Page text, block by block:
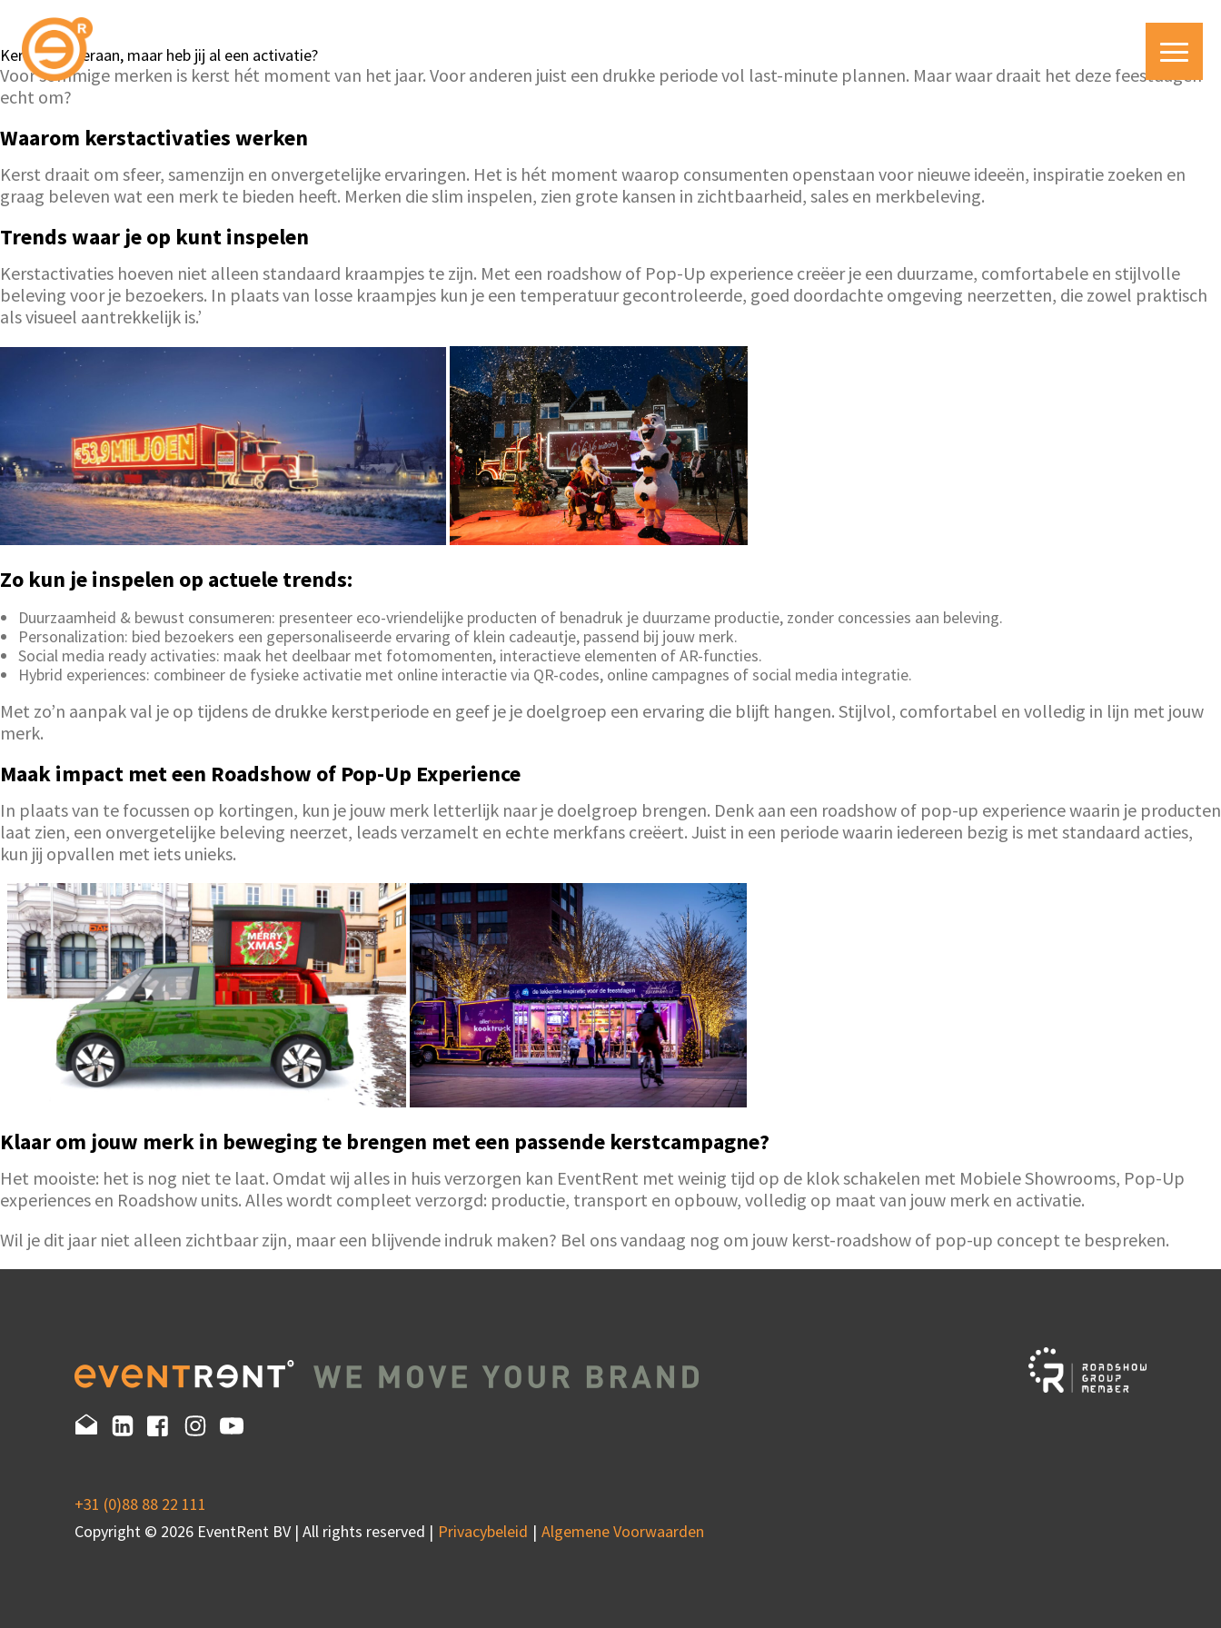
Kerst komt eraan, maar heb jij al een activatie?
Voor sommige merken is kerst hét moment van het jaar. Voor anderen juist een drukke periode vol last-minute plannen. Maar waar draait het deze feestdagen
echt om?
Waarom kerstactivaties werken
Kerst draait om sfeer, samenzijn en onvergetelijke ervaringen. Het is hét moment waarop consumenten openstaan voor nieuwe ideeën, inspiratie zoeken en
graag beleven wat een merk te bieden heeft. Merken die slim inspelen, zien grote kansen in zichtbaarheid, sales en merkbeleving.
Trends waar je op kunt inspelen
Kerstactivaties hoeven niet alleen standaard kraampjes te zijn. Met een roadshow of Pop-Up experience creëer je een duurzame, comfortabele en stijlvolle
beleving voor je bezoekers. In plaats van losse kraampjes kun je een temperatuur gecontroleerde, goed doordachte omgeving neerzetten, die zowel praktisch
als visueel aantrekkelijk is.’
Zo kun je inspelen op actuele trends:
Duurzaamheid & bewust consumeren: presenteer eco-vriendelijke producten of benadruk je duurzame productie, zonder concessies aan beleving.
Personalization: bied bezoekers een gepersonaliseerde ervaring of klein cadeautje, passend bij jouw merk.
Social media ready activaties: maak het deelbaar met fotomomenten, interactieve elementen of AR-functies.
Hybrid experiences: combineer de fysieke activatie met online interactie via QR-codes, online campagnes of social media integratie.
Met zo’n aanpak val je op tijdens de drukke kerstperiode en geef je je doelgroep een ervaring die blijft hangen. Stijlvol, comfortabel en volledig in lijn met jouw
merk.
Maak impact met een Roadshow of Pop-Up Experience
In plaats van te focussen op kortingen, kun je jouw merk letterlijk naar je doelgroep brengen. Denk aan een roadshow of pop-up experience waarin je producten
laat zien, een onvergetelijke beleving neerzet, leads verzamelt en echte merkfans creëert. Juist in een periode waarin iedereen bezig is met standaard acties,
kun jij opvallen met iets unieks.
Klaar om jouw merk in beweging te brengen met een passende kerstcampagne?
Het mooiste: het is nog niet te laat. Omdat wij alles in huis verzorgen kan EventRent met weinig tijd op de klok schakelen met Mobiele Showrooms, Pop-Up
experiences en Roadshow units. Alles wordt compleet verzorgd: productie, transport en opbouw, volledig op maat van jouw merk en activatie.
Wil je dit jaar niet alleen zichtbaar zijn, maar een blijvende indruk maken? Bel ons vandaag nog om jouw kerst-roadshow of pop-up concept te bespreken.
+31 (0)88 88 22 111
Copyright © 2026 EventRent BV | All rights reserved | Privacybeleid Algemene Voorwaarden